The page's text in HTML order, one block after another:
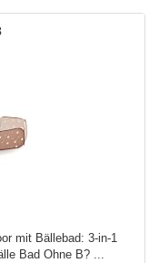
mit Bällebad: 3-in-1
Bad Ohne B? ...